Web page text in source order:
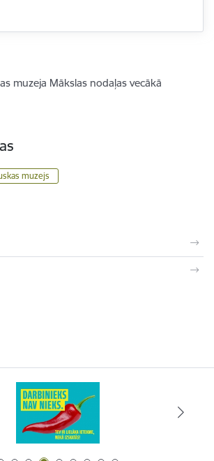
muzeja Mākslas nodaļas vecākā
muzejs